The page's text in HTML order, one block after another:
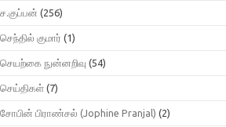
ச.குப்பன் (256)
செந்தில் குமார் (1)
செயற்கை நுன்னறிவு (54)
செய்திகள் (7)
சோபின் பிராண்சல் (Jophine Pranjal) (2)